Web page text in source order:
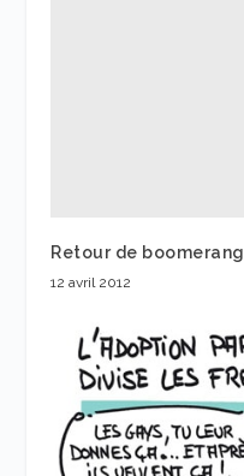
Retour de boomerang
12 avril 2012